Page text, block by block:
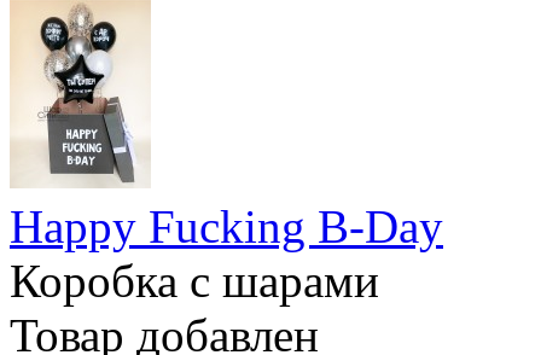
Happy Fucking B-Day
Коробка с шарами
Товар добавлен